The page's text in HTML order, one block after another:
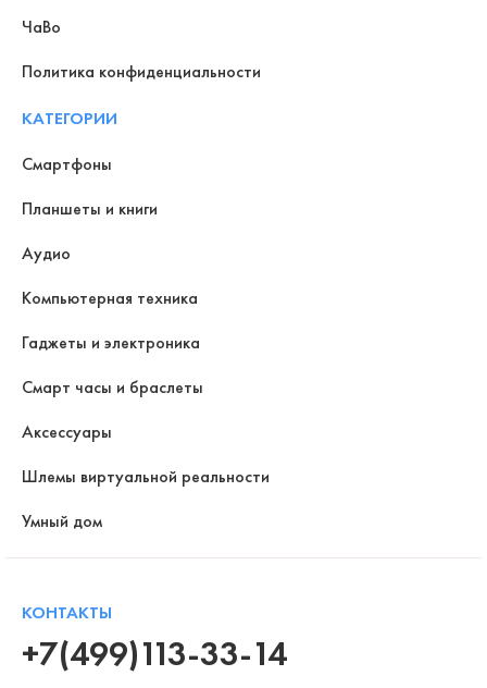
ЧаВо
Политика конфиденциальности
КАТЕГОРИИ
Смартфоны
Планшеты и книги
Аудио
Компьютерная техника
Гаджеты и электроника
Смарт часы и браслеты
Аксессуары
Шлемы виртуальной реальности
Умный дом
КОНТАКТЫ
+7(499)113-33-14